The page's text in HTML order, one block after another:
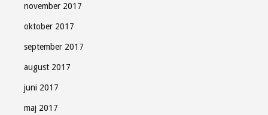
november 2017
oktober 2017
september 2017
august 2017
juni 2017
maj 2017